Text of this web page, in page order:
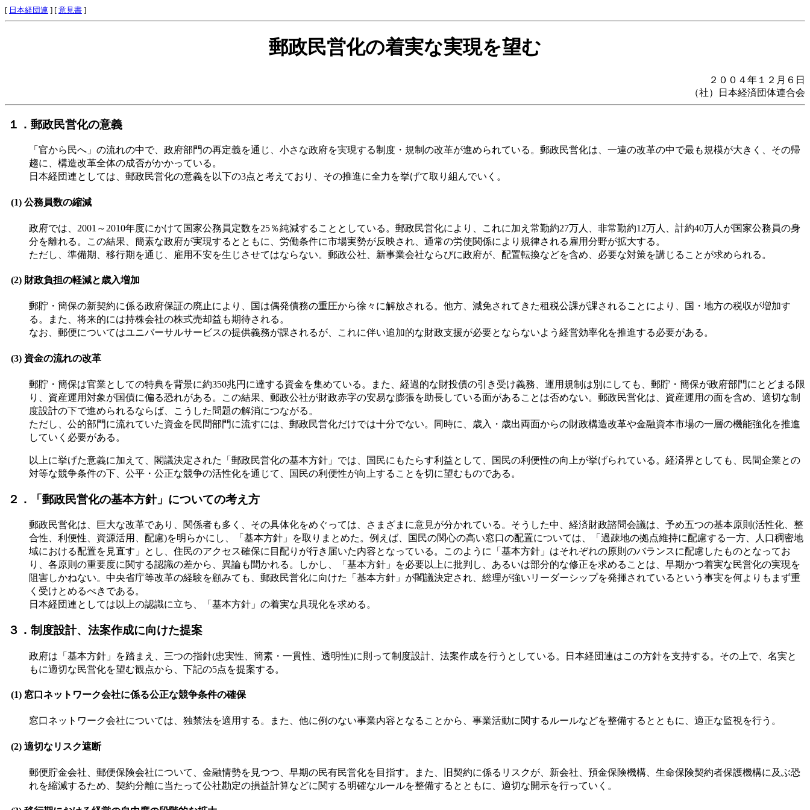
[ 日本経団連 ] [ 意見書 ]
郵政民営化の着実な実現を望む
２００４年１２月６日
（社）日本経済団体連合会
１．郵政民営化の意義
「官から民へ」の流れの中で、政府部門の再定義を通じ、小さな政府を実現する制度・規制の改革が進められている。郵政民営化は、一連の改革の中で最も規模が大きく、その帰
趨に、構造改革全体の成否がかかっている。
日本経団連としては、郵政民営化の意義を以下の3点と考えており、その推進に全力を挙げて取り組んでいく。
(1) 公務員数の縮減
政府では、2001～2010年度にかけて国家公務員定数を25％純減することとしている。郵政民営化により、これに加え常勤約27万人、非常勤約12万人、計約40万人が国家公務員の身
分を離れる。この結果、簡素な政府が実現するとともに、労働条件に市場実勢が反映され、通常の労使関係により規律される雇用分野が拡大する。
ただし、準備期、移行期を通じ、雇用不安を生じさせてはならない。郵政公社、新事業会社ならびに政府が、配置転換などを含め、必要な対策を講じることが求められる。
(2) 財政負担の軽減と歳入増加
郵貯・簡保の新契約に係る政府保証の廃止により、国は偶発債務の重圧から徐々に解放される。他方、減免されてきた租税公課が課されることにより、国・地方の税収が増加す
る。また、将来的には持株会社の株式売却益も期待される。
なお、郵便についてはユニバーサルサービスの提供義務が課されるが、これに伴い追加的な財政支援が必要とならないよう経営効率化を推進する必要がある。
(3) 資金の流れの改革
郵貯・簡保は官業としての特典を背景に約350兆円に達する資金を集めている。また、経過的な財投債の引き受け義務、運用規制は別にしても、郵貯・簡保が政府部門にとどまる限
り、資産運用対象が国債に偏る恐れがある。この結果、郵政公社が財政赤字の安易な膨張を助長している面があることは否めない。郵政民営化は、資産運用の面を含め、適切な制
度設計の下で進められるならば、こうした問題の解消につながる。
ただし、公的部門に流れていた資金を民間部門に流すには、郵政民営化だけでは十分でない。同時に、歳入・歳出両面からの財政構造改革や金融資本市場の一層の機能強化を推進
していく必要がある。
以上に挙げた意義に加えて、閣議決定された「郵政民営化の基本方針」では、国民にもたらす利益として、国民の利便性の向上が挙げられている。経済界としても、民間企業との
対等な競争条件の下、公平・公正な競争の活性化を通じて、国民の利便性が向上することを切に望むものである。
２．「郵政民営化の基本方針」についての考え方
郵政民営化は、巨大な改革であり、関係者も多く、その具体化をめぐっては、さまざまに意見が分かれている。そうした中、経済財政諮問会議は、予め五つの基本原則(活性化、整
合性、利便性、資源活用、配慮)を明らかにし、「基本方針」を取りまとめた。例えば、国民の関心の高い窓口の配置については、「過疎地の拠点維持に配慮する一方、人口稠密地
域における配置を見直す」とし、住民のアクセス確保に目配りが行き届いた内容となっている。このように「基本方針」はそれぞれの原則のバランスに配慮したものとなってお
り、各原則の重要度に関する認識の差から、異論も聞かれる。しかし、「基本方針」を必要以上に批判し、あるいは部分的な修正を求めることは、早期かつ着実な民営化の実現を
阻害しかねない。中央省庁等改革の経験を顧みても、郵政民営化に向けた「基本方針」が閣議決定され、総理が強いリーダーシップを発揮されているという事実を何よりもまず重
く受けとめるべきである。
日本経団連としては以上の認識に立ち、「基本方針」の着実な具現化を求める。
３．制度設計、法案作成に向けた提案
政府は「基本方針」を踏まえ、三つの指針(忠実性、簡素・一貫性、透明性)に則って制度設計、法案作成を行うとしている。日本経団連はこの方針を支持する。その上で、名実と
もに適切な民営化を望む観点から、下記の5点を提案する。
(1) 窓口ネットワーク会社に係る公正な競争条件の確保
窓口ネットワーク会社については、独禁法を適用する。また、他に例のない事業内容となることから、事業活動に関するルールなどを整備するとともに、適正な監視を行う。
(2) 適切なリスク遮断
郵便貯金会社、郵便保険会社について、金融情勢を見つつ、早期の民有民営化を目指す。また、旧契約に係るリスクが、新会社、預金保険機構、生命保険契約者保護機構に及ぶ恐
れを縮減するため、契約分離に当たって公社勘定の損益計算などに関する明確なルールを整備するとともに、適切な開示を行っていく。